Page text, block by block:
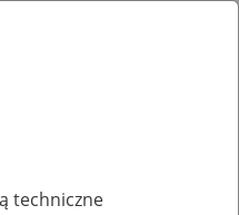
techniczne